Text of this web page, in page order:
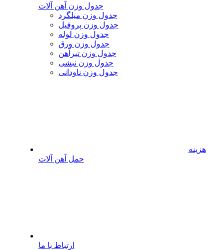
جدول وزن آهن آلات
جدول وزن میلگرد
جدول وزن پروفیل
جدول وزن لوله
جدول وزن ورق
جدول وزن تیرآهن
جدول وزن نبشی
جدول وزن ناودانی
هزینه
حمل آهن آلات
ارتباط با ما